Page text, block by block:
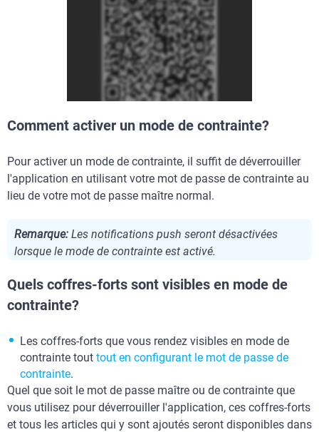
Comment activer un mode de contrainte?
Pour activer un mode de contrainte, il suffit de déverrouiller
l'application en utilisant votre mot de passe de contrainte au
lieu de votre mot de passe maître normal.
Remarque: Les notifications push seront désactivées
lorsque le mode de contrainte est activé.
Quels coffres-forts sont visibles en mode de
contrainte?
Les coffres-forts que vous rendez visibles en mode de
contrainte tout tout en configurant le mot de passe de
contrainte.
Quel que soit le mot de passe maître ou de contrainte que
vous utilisez pour déverrouiller l'application, ces coffres-forts
et tous les articles qui y sont ajoutés seront disponibles dans